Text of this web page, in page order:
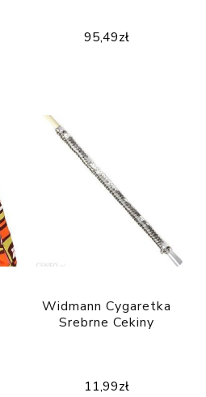
95,49zł
Widmann Cygaretka
Srebrne Cekiny
11,99zł